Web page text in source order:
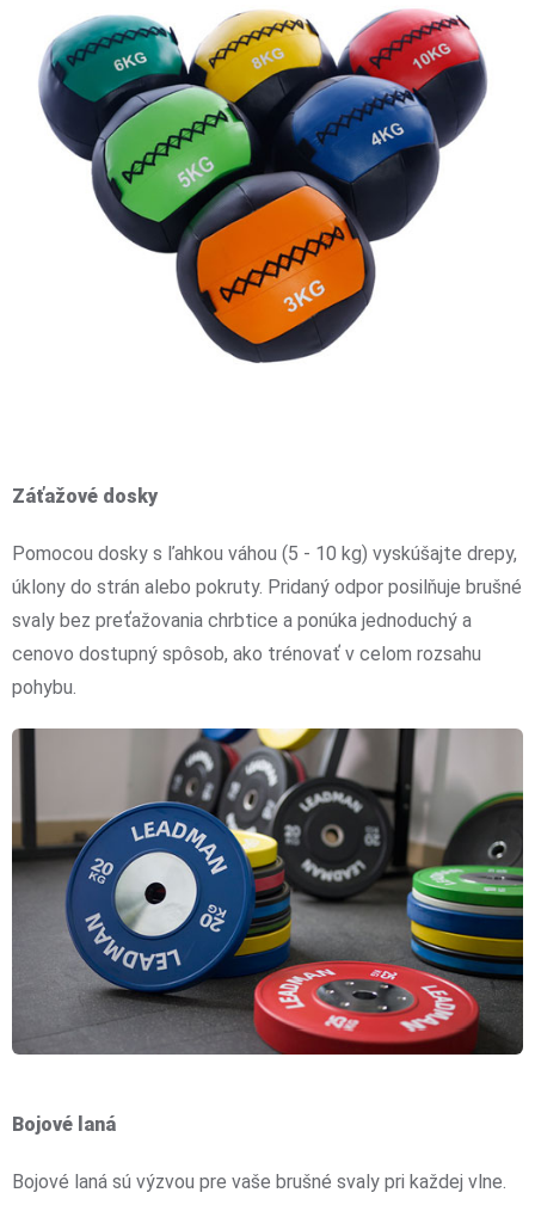
Záťažové dosky
Pomocou dosky s ľahkou váhou (5 - 10 kg) vyskúšajte drepy,
úklony do strán alebo pokruty. Pridaný odpor posilňuje brušné
svaly bez preťažovania chrbtice a ponúka jednoduchý a
cenovo dostupný spôsob, ako trénovať v celom rozsahu
pohybu.
Bojové laná
Bojové laná sú výzvou pre vaše brušné svaly pri každej vlne.